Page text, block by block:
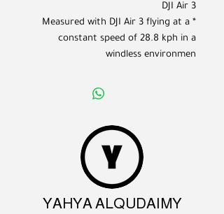
DJI Air 3
* Measured with DJI Air 3 flying at a
constant speed of 28.8 kph in a
windless environmen
YAHYA ALQUDAIMY